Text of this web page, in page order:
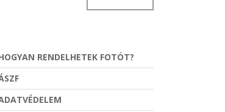
RENDELHETEK FOTÓT?